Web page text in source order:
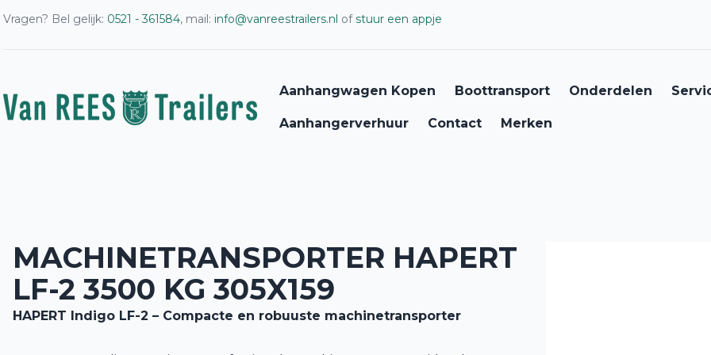
Vragen? Bel gelijk: 0521 - 361584, mail: info@vanreestrailers.nl ofstuur een appje
Aanhangwagen Kopen Boottransport Onderdelen
Aanhangerverhuur Contact Merken
MACHINETRANSPORTER HAPERT
LF-2 3500 KG 305X159
HAPERT Indigo LF-2 – Compacte en robuuste machinetransporter